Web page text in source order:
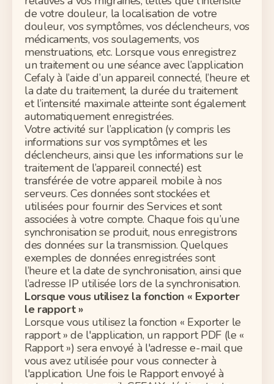
de votre douleur, la localisation de votre
douleur, vos symptômes, vos déclencheurs, vos
médicaments, vos soulagements, vos
menstruations, etc. Lorsque vous enregistrez
un traitement ou une séance avec l’application
Cefalyà l’aide d’un appareil connecté, l’heure et
la date du traitement, la durée du traitement
et l’intensité maximale atteinte sont également
automatiquement enregistrées.
Votre activité sur l’application (y compris les
informations sur vos symptômes et les
déclencheurs, ainsi que les informations sur le
traitement de l’appareil connecté) est
transférée de votre appareil mobile à nos
serveurs. Ces données sont stockées et
utilisées pour fournir des Services et sont
associées à votre compte. Chaque fois qu’une
synchronisation se produit, nous enregistrons
des données sur la transmission. Quelques
exemples de données enregistrées sont
l’heure et la date de synchronisation, ainsi que
l’adresse IP utilisée lors de lasynchronisation.
Lorsque vous utilisez la fonction « Exporter
le rapport »
Lorsque vous utilisez la fonction « Exporter le
rapport » de l'application, un rapport PDF (le «
Rapport ») sera envoyé à l'adresse e-mail que
vous avez utilisée pour vous connecter à
l'application. Une fois le Rapport envoyé à